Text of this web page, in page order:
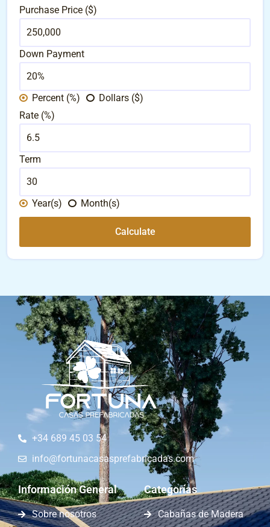
Purchase Price ($)
Down Payment
Percent (%)
Dollars ($)
Rate (%)
Term
Year(s) Month(s)
Calculate
+34 689 45 03 54
info@fortunacasasprefabricadas.com
Información General
Sobre nosotros
Categorías
Cabañas de Madera